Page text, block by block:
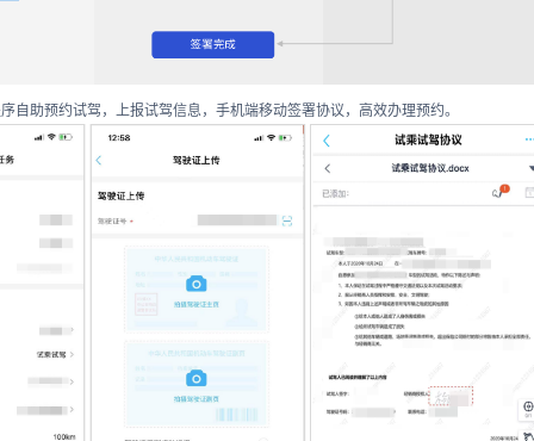
自助预约试驾，上报试驾信息，手机端移动签署协议，高效办理预约。